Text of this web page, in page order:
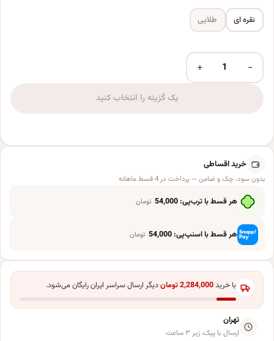
نقره ای طلایی
بادکنک فویلی مدل جام فوتبال کد KP-489 عدد
−
+
یک گزینه را انتخاب کنید
خرید اقساطی
بدون سود، چک و ضامن — پرداخت در 4 قسط ماهانه
هر قسط با ترب‌پی:54,000 تومان
هر قسط با اسنپ‌پی:54,000 تومان
با خرید2,284,000توماندیگر ارسال سراسر ایران رایگان می‌شود.
تهران
ارسال با پیک، زیر ۳ ساعت